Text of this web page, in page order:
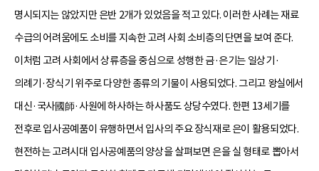
명시되지는 않았지만 은반 2개가 있었음을 적고 있다. 이러한 사례는 재료
수급의 어려움에도 소비를 지속한 고려 사회 소비층의 단면을 보여 준다.
이처럼 고려 사회에서 상류층을 중심으로 성행한 금·은기는 일상기·
의례기·장식기 위주로 다양한 종류의 기물이 사용되었다. 그리고 왕실에서
대신·국사國師·사원에 하사하는 하사품도 상당수였다. 한편 13세기를
전후로 입사공예품이 유행하면서 입사의 주요 장식재로 은이 활용되었다.
현전하는 고려시대 입사공예품의 양상을 살펴보면 은을 실 형태로 뽑아서